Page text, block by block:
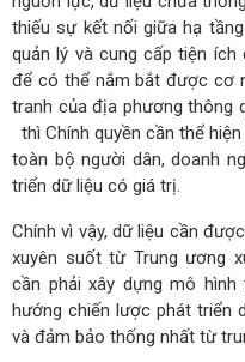
thiếu sự kết nối giữa hạ
quản lý và cung cấp tiện
để có thể nắm bắt được cơ
tranh của địa phương thông
thì Chính quyền cần thể
toàn bộ người dân, doanh
triển dữ liệu có giá trị.
Chính vì vậy, dữ liệu cần
xuyên suốt từ Trung ương
cần phải xây dựng mô
hướng chiến lược phát triển
và đảm bảo thống nhất từ